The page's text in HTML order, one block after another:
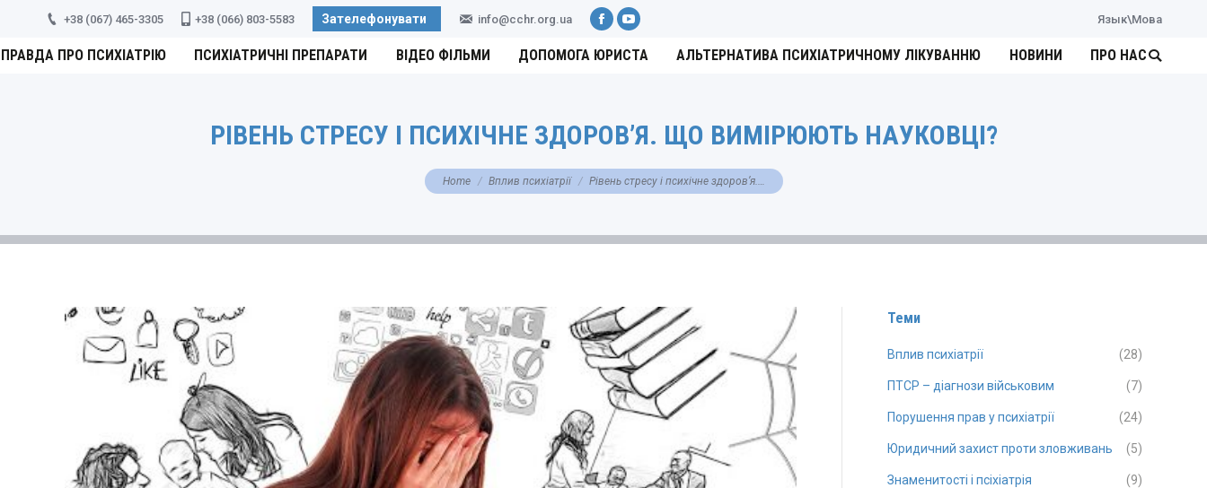
+38 (067) 465-3305 +38 (066) 803-5583 Зателефонувати info@cchr.org.ua
Facebook
YouTube
Язык\Мова
ПРАВДА ПРО ПСИХІАТРІЮ ПСИХІАТРИЧНІ ПРЕПАРАТИ ВІДЕО ФІЛЬМИ ДОПОМОГА ЮРИСТА АЛЬТЕРНАТИВА ПСИХІАТРИЧНОМУ ЛІКУВАННЮ НОВИНИ ПРО НАСSearch:
РІВЕНЬ СТРЕСУ І ПСИХІЧНЕ ЗДОРОВ’Я. ЩО ВИМІРЮЮТЬ НАУКОВЦІ?
You are here:
Home Вплив психіатрії Рівень стресу і психічне здоров’я.…
Теми
Вплив психіатрії (28)
ПТСР – діагнози військовим (7)
Порушення прав у психіатрії (24)
Юридичний захист проти зловживань (5)
Знаменитості і псіхіатрія (9)